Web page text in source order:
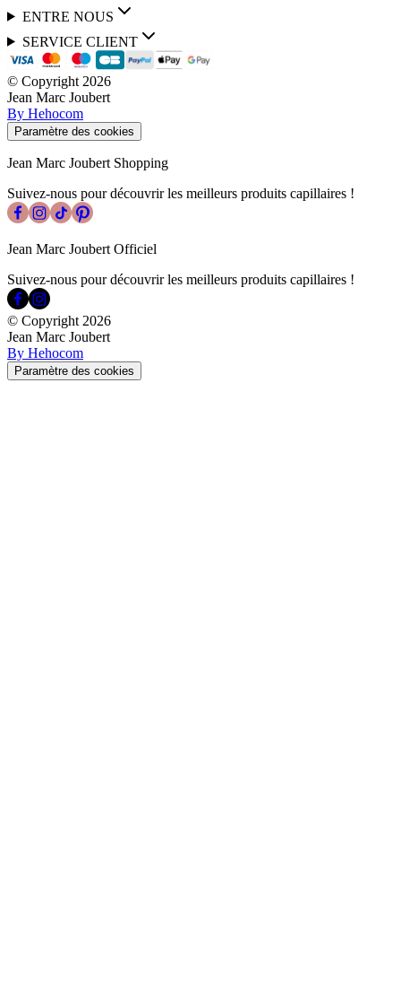
ENTRE NOUS
SERVICE CLIENT
© Copyright 2026
Jean Marc Joubert
By Hehocom
Paramètre des cookies
Jean Marc Joubert Shopping
Suivez-nous pour découvrir les meilleurs produits capillaires !
Jean Marc Joubert Officiel
Suivez-nous pour découvrir les meilleurs produits capillaires !
© Copyright 2026
Jean Marc Joubert
By Hehocom
Paramètre des cookies